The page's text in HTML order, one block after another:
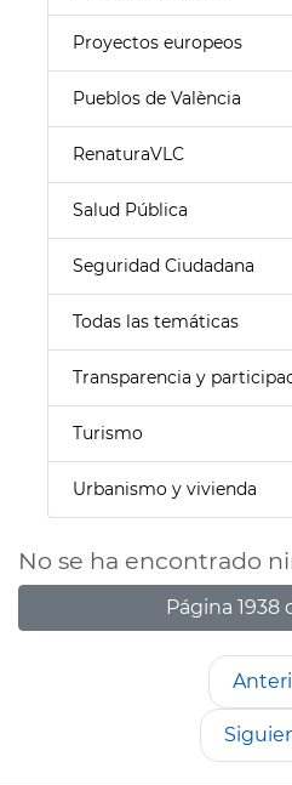
Proyectos europeos
Pueblos de València
RenaturaVLC
Salud Pública
Seguridad Ciudadana
Todas las temáticas
Transparencia y
Turismo
Urbanismo y vivienda
No se ha encontrado
Página 1938